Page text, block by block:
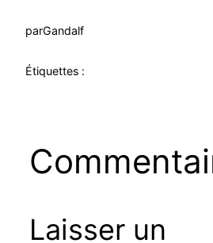
parGandalf
Étiquettes :
Laisser un